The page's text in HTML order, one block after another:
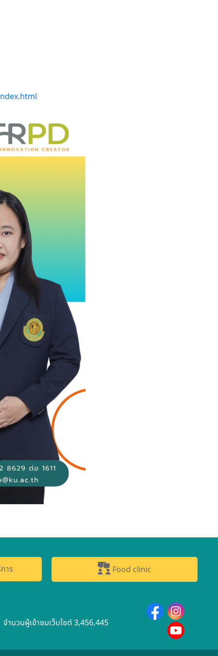
าร Food clinic
จำนวนผู้เข้าชมเว็บไซต์ 3,456,445